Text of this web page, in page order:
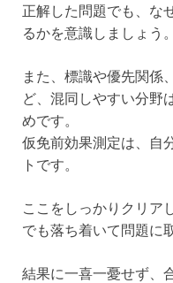
正解した問題でも、な
るかを意識しましょう。
また、標識や優先関係
ど、混同しやすい分野
めです。
仮免前効果測定は、自
トです。
ここをしっかりクリア
でも落ち着いて問題に
結果に一喜一憂せず、